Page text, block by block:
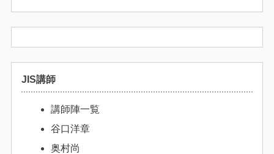
JIS講師
講師陣一覧
谷口洋章
奥村尚